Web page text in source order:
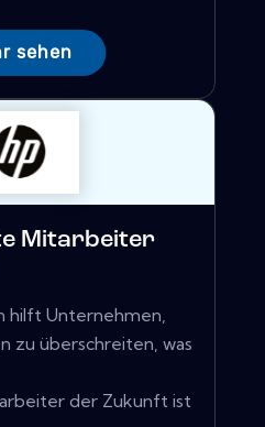
sehen
Mitarbeiter
hilft Unternehmen,
zu überschreiten, was
der Zukunft ist